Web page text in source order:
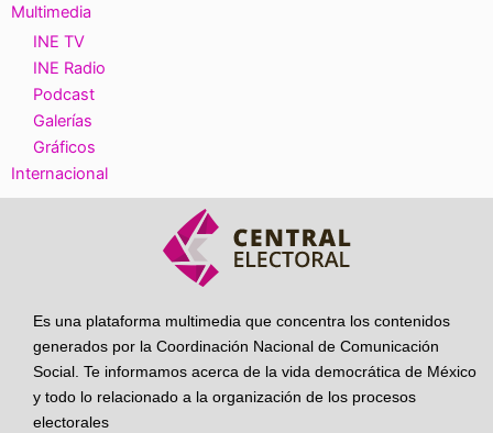
Multimedia
INE TV
INE Radio
Podcast
Galerías
Gráficos
Internacional
Es una plataforma multimedia que concentra los contenidos
generados por la Coordinación Nacional de Comunicación
Social. Te informamos acerca de la vida democrática de México
y todo lo relacionado a la organización de los procesos
electorales